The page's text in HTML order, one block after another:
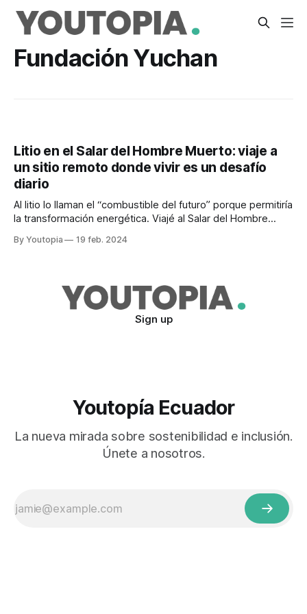
Fundación Yuchan
Litio en el Salar del Hombre Muerto: viaje a
un sitio remoto donde vivir es un desafío
diario
Al litio lo llaman el “combustible del futuro” porque permitiría
la transformación energética. Viajé al Salar del Hombre
salmuera de litio más pura. ¿Cómo es este lugar?; ¿cuán
By Youtopia 19 feb. 2024
Sign up
Youtopía Ecuador
La nueva mirada sobre sostenibilidad e inclusión.
Únete a nosotros.